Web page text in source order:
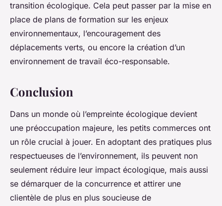
transition écologique. Cela peut passer par la mise en
place de plans de formation sur les enjeux
environnementaux, l’encouragement des
déplacements verts, ou encore la création d’un
environnement de travail éco-responsable.
Conclusion
Dans un monde où l’empreinte écologique devient
une préoccupation majeure, les petits commerces ont
un rôle crucial à jouer. En adoptant des pratiques plus
respectueuses de l’environnement, ils peuvent non
seulement réduire leur impact écologique, mais aussi
se démarquer de la concurrence et attirer une
clientèle de plus en plus soucieuse de